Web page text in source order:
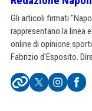
Gli articoli firmati
rappresentano la linea
online di opinione
Fabrizio d'Esposito.